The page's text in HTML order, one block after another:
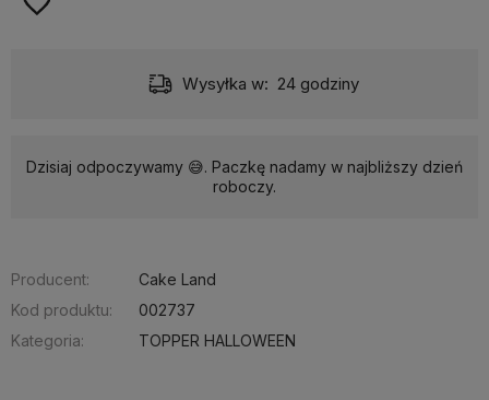
Wysyłka w: 24 godziny
Dzisiaj odpoczywamy 😅. Paczkę nadamy w najbliższy dzień
roboczy.
Producent:
Cake Land
Kod produktu:
002737
Kategoria:
TOPPER HALLOWEEN